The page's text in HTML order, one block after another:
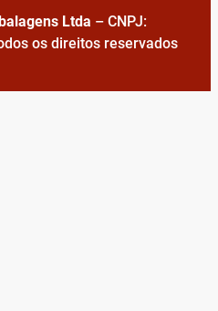
Ltda – CNPJ:
os direitos reservados